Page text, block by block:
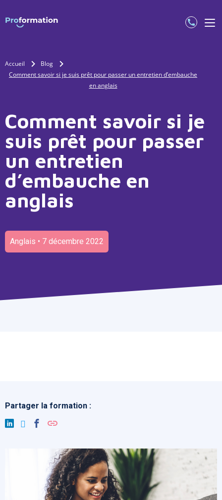
Accueil
Blog
Comment savoir si je suis prêt pour passer un entretien d’embauche
en anglais
Comment savoir si je
suis prêt pour passer
un entretien
d’embauche en
anglais
Anglais • 7 décembre 2022
Partager la formation :